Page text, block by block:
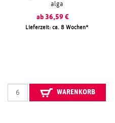
alga
ab 36,59 €
Lieferzeit: ca. 8 Wochen
WARENKORB